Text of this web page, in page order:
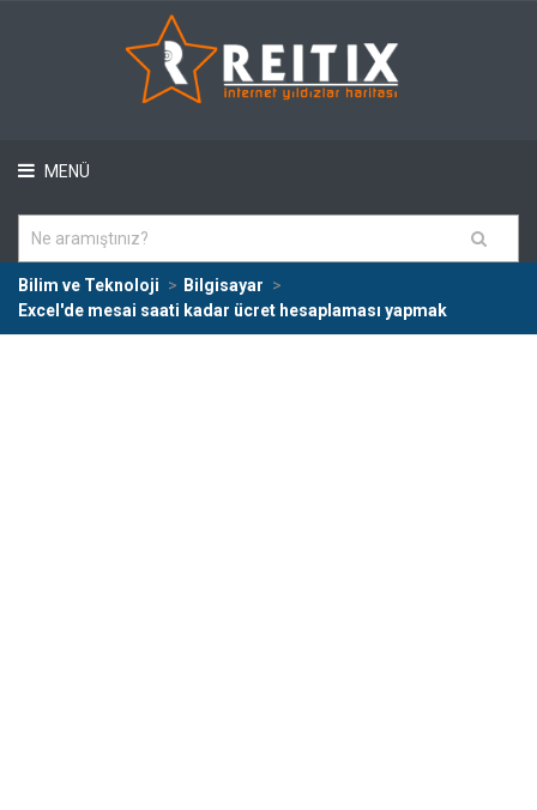
MENÜ
Bilim ve Teknoloji
Bilgisayar
Excel'de mesai saati kadar ücret hesaplaması yapmak